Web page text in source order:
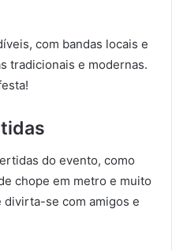
com bandas locais e
tradicionais e modernas.
do evento, como
chope em metro e muito
divirta-se com amigos e